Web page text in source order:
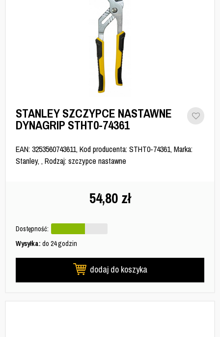
STANLEY SZCZYPCE NASTAWNE
DYNAGRIP STHT0-74361
EAN: 3253560743611, Kod producenta: STHT0-74361, Marka:
Stanley, , Rodzaj: szczypce nastawne
54,80 zł
Dostępność:
Wysyłka: do 24 godzin
dodaj do koszyka